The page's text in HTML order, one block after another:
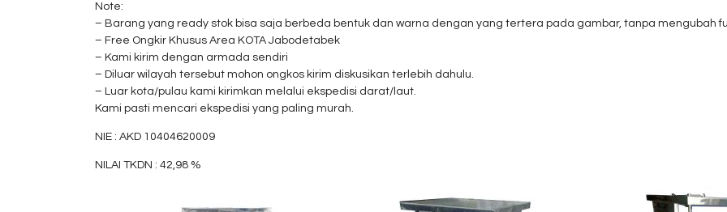
Note:
– Barang yang ready stok bisa saja berbeda bentuk dan warna dengan yang tertera pada gambar, tanpa mengubah
– Free Ongkir Khusus Area KOTA Jabodetabek
– Kami kirim dengan armada sendiri
– Diluar wilayah tersebut mohon ongkos kirim diskusikan terlebih dahulu.
– Luar kota/pulau kami kirimkan melalui ekspedisi darat/laut.
Kami pasti mencari ekspedisi yang paling murah.
NIE : AKD 10404620009
NILAI TKDN : 42,98 %